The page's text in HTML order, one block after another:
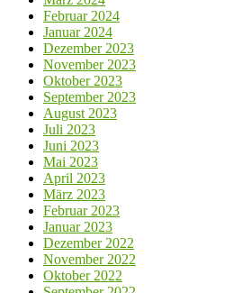
Februar 2024
Januar 2024
Dezember 2023
November 2023
Oktober 2023
September 2023
August 2023
Juli 2023
Juni 2023
Mai 2023
April 2023
März 2023
Februar 2023
Januar 2023
Dezember 2022
November 2022
Oktober 2022